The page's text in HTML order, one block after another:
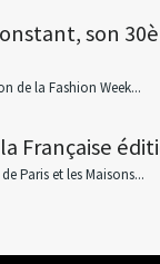
son
de la Fashion Week...
Française
Paris et les Maisons...